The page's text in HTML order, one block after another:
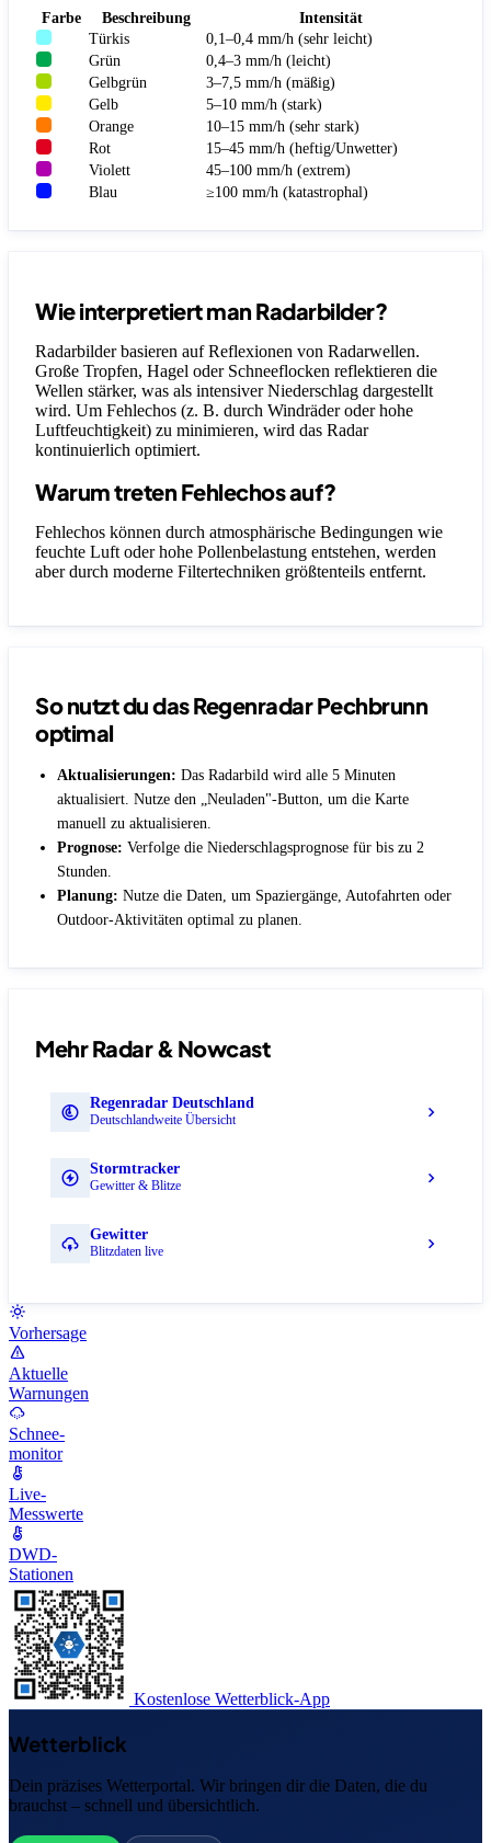
Farbe Beschreibung
Intensität
Türkis
0,1–0,4 mm/h (sehr leicht)
Grün
0,4–3 mm/h (leicht)
Gelbgrün
3–7,5 mm/h (mäßig)
Gelb
5–10 mm/h (stark)
Orange
10–15 mm/h (sehr stark)
Rot
15–45 mm/h (heftig/Unwetter)
Violett
45–100 mm/h (extrem)
Blau
≥100 mm/h (katastrophal)
Wie interpretiert man Radarbilder?
Radarbilder basieren auf Reflexionen von Radarwellen.
Große Tropfen, Hagel oder Schneeflocken reflektieren die
Wellen stärker, was als intensiver Niederschlag dargestellt
wird. Um Fehlechos (z. B. durch Windräder oder hohe
Luftfeuchtigkeit) zu minimieren, wird das Radar
kontinuierlich optimiert.
Warum treten Fehlechos auf?
Fehlechos können durch atmosphärische Bedingungen wie
feuchte Luft oder hohe Pollenbelastung entstehen, werden
aber durch moderne Filtertechniken größtenteils entfernt.
So nutzt du das Regenradar Pechbrunn
optimal
Aktualisierungen: Das Radarbild wird alle 5 Minuten
aktualisiert. Nutze den „Neuladen"-Button, um die Karte
manuell zu aktualisieren.
Prognose: Verfolge die Niederschlagsprognose für bis zu 2
Stunden.
Planung: Nutze die Daten, um Spaziergänge, Autofahrten oder
Outdoor-Aktivitäten optimal zu planen.
Mehr Radar & Nowcast
Regenradar Deutschland
Deutschlandweite Übersicht
Stormtracker
Gewitter & Blitze
Gewitter
Blitzdaten live
Vorhersage
Aktuelle
Warnungen
Schnee-
monitor
Live-
Messwerte
DWD-
Stationen
Kostenlose Wetterblick-App
Wetterblick
Dein präzises Wetterportal. Wir bringen dir die Daten, die du
brauchst – schnell und übersichtlich.